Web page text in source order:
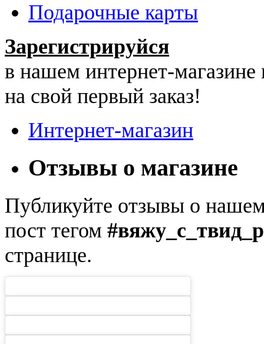
Подарочные карты
Зарегистрируйся
в нашем интернет-магазине
на свой первый заказ!
Интернет-магазин
Отзывы о магазине
Публикуйте отзывы о
пост тегом
странице.